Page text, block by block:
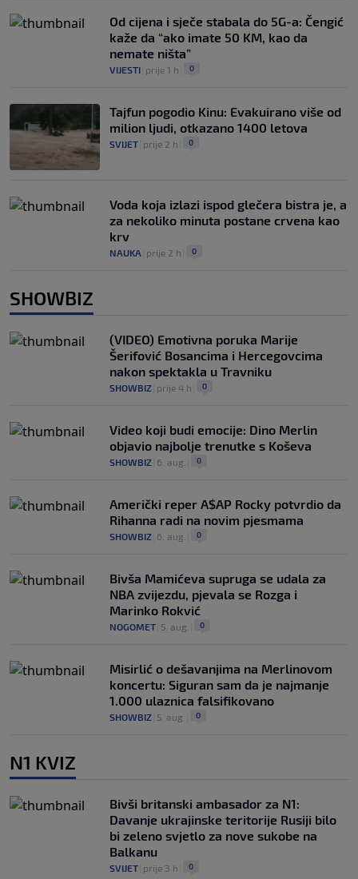
Od cijena i sječe stabala do 5G-a: Čengić
kaže da “ako imate 50 KM, kao da
nemate ništa”
VIJESTI prije 1 h 0
Tajfun pogodio Kinu: Evakuirano više od
milion ljudi, otkazano 1400 letova
SVIJET prije 2 h 0
Voda koja izlazi ispod glečera bistra je, a
za nekoliko minuta postane crvena kao
krv
NAUKA prije 2 h 0
SHOWBIZ
(VIDEO) Emotivna poruka Marije
Šerifović Bosancima i Hercegovcima
nakon spektakla u Travniku
SHOWBIZ prije 4 h 0
Video koji budi emocije: Dino Merlin
objavio najbolje trenutke s Koševa
SHOWBIZ 6. aug. 0
Američki reper A$AP Rocky potvrdio da
Rihanna radi na novim pjesmama
SHOWBIZ 6. aug. 0
Bivša Mamićeva supruga se udala za
NBA zvijezdu, pjevala se Rozga i
Marinko Rokvić
NOGOMET 5. aug. 0
Misirlić o dešavanjima na Merlinovom
koncertu: Siguran sam da je najmanje
1.000 ulaznica falsifikovano
SHOWBIZ 5. aug. 0
N1 KVIZ
Bivši britanski ambasador za N1:
Davanje ukrajinske teritorije Rusiji bilo
bi zeleno svjetlo za nove sukobe na
Balkanu
SVIJET prije 3 h 0